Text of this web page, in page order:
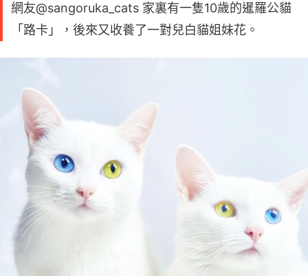
網友@sangoruka_cats 家裏有一隻10歲的暹羅公貓
「路卡」，後來又收養了一對兒白貓姐妹花。